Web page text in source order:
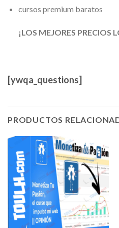
cursos premium baratos
¡LOS MEJORES PRECIOS
[ywqa_questions]
PRODUCTOS